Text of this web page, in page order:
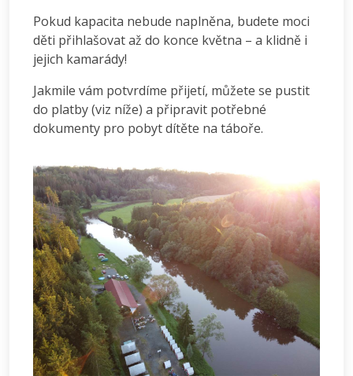
Pokud kapacita nebude naplněna, budete moci
děti přihlašovat až do konce května – a klidně i
jejich kamarády!
Jakmile vám potvrdíme přijetí, můžete se pustit
do platby (viz níže) a připravit potřebné
dokumenty pro pobyt dítěte na táboře.